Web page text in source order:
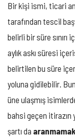
Bir kişi ismi, ticari
tarafından tescil
belirli bir süre sınırı
aylık askı süresi
belirtilen bu süre
yoluna gidilebilir.
üne ulaşmış
bahsi geçen itirazın
şartı da